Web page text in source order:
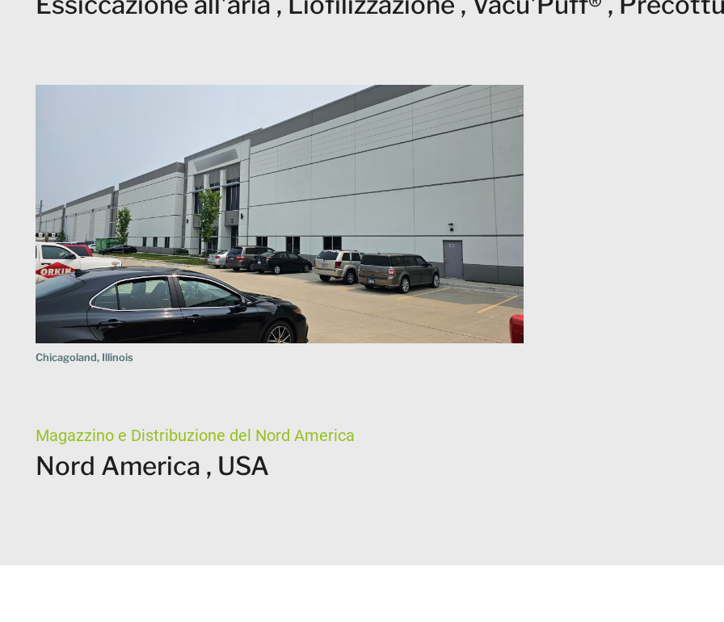
Chicagoland, Illinois
Magazzino e Distribuzione del Nord America
Nord America , USA